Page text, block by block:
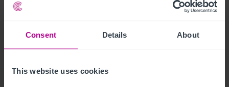
Consent Details About
This website uses cookies
Per E-Mail Teilen